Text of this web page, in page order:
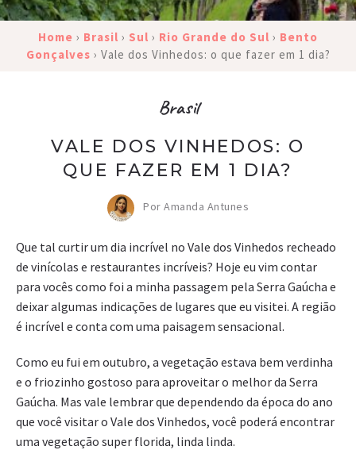
Home › Brasil › Sul › Rio Grande do Sul › Bento
Gonçalves › Vale dos Vinhedos: o que fazer em 1 dia?
Brasil
VALE DOS VINHEDOS: O
QUE FAZER EM 1 DIA?
Por Amanda Antunes
Que tal curtir um dia incrível no Vale dos Vinhedos recheado
de vinícolas e restaurantes incríveis? Hoje eu vim contar
para vocês como foi a minha passagem pela Serra Gaúcha e
deixar algumas indicações de lugares que eu visitei. A região
é incrível e conta com uma paisagem sensacional.
Como eu fui em outubro, a vegetação estava bem verdinha
e o friozinho gostoso para aproveitar o melhor da Serra
Gaúcha. Mas vale lembrar que dependendo da época do ano
que você visitar o Vale dos Vinhedos, você poderá encontrar
uma vegetação super florida, linda linda.